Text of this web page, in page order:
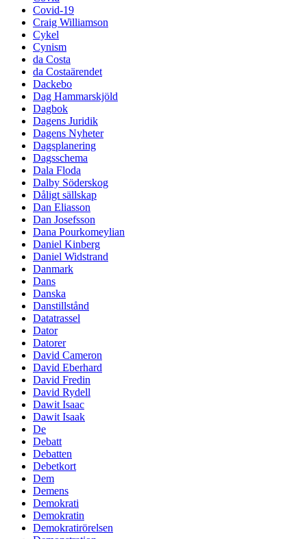
Covid-19
Craig Williamson
Cykel
Cynism
da Costa
da Costaärendet
Dackebo
Dag Hammarskjöld
Dagbok
Dagens Juridik
Dagens Nyheter
Dagsplanering
Dagsschema
Dala Floda
Dalby Söderskog
Dåligt sällskap
Dan Eliasson
Dan Josefsson
Dana Pourkomeylian
Daniel Kinberg
Daniel Widstrand
Danmark
Dans
Danska
Danstillstånd
Datatrassel
Dator
Datorer
David Cameron
David Eberhard
David Fredin
David Rydell
Dawit Isaac
Dawit Isaak
De
Debatt
Debatten
Debetkort
Dem
Demens
Demokrati
Demokratin
Demokratirörelsen